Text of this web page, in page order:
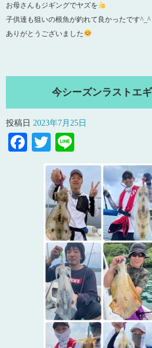
お母さんもジギングでヤズを
子供達も狙いの根魚が釣れて良かったです^_^
ありがとうございました
今シーズンラストエ
投稿日 2023年7月25日
Facebook
Twitter